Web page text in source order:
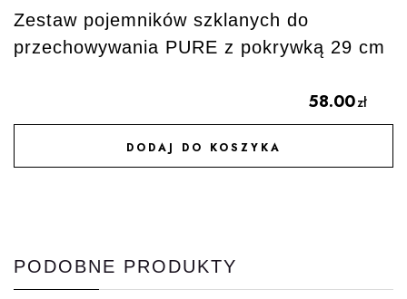
Zestaw pojemników szklanych do
przechowywania PURE z pokrywką 29 cm
58.00zł
DODAJ DO KOSZYKA
DODAJ DO ULUBIONYCH
PODOBNE PRODUKTY